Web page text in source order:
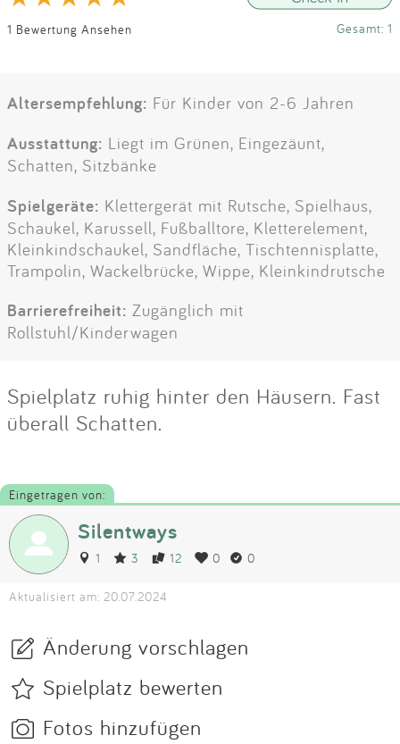
1 Bewertung Ansehen Gesamt: 1
Altersempfehlung: Für Kinder von 2-6 Jahren
Ausstattung: Liegt im Grünen, Eingezäunt,
Schatten, Sitzbänke
Spielgeräte: Klettergerät mit Rutsche, Spielhaus,
Schaukel, Karussell, Fußballtore, Kletterelement,
Kleinkindschaukel, Sandfläche, Tischtennisplatte,
Trampolin, Wackelbrücke, Wippe, Kleinkindrutsche
Barrierefreiheit: Zugänglich mit
Rollstuhl/Kinderwagen
Spielplatz ruhig hinter den Häusern. Fast
überall Schatten.
Eingetragen von:
Silentways
1 3 12 0 0
Aktualisiert am: 20.07.2024
Änderung vorschlagen
Spielplatz bewerten
Fotos hinzufügen